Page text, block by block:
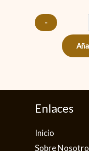
-
Enlaces
Inicio
Sobre